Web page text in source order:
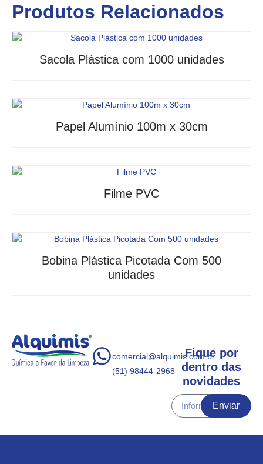
Produtos Relacionados
Sacola Plástica com 1000 unidades
Papel Alumínio 100m x 30cm
Filme PVC
Bobina Plástica Picotada Com 500
unidades
comercial@alquimis.com.br
(51) 98444-2968
Fique por
dentro das
novidades
Enviar